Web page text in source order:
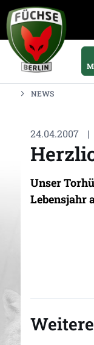
NEWS
24.04.2007 |
Unser
Lebensjahr